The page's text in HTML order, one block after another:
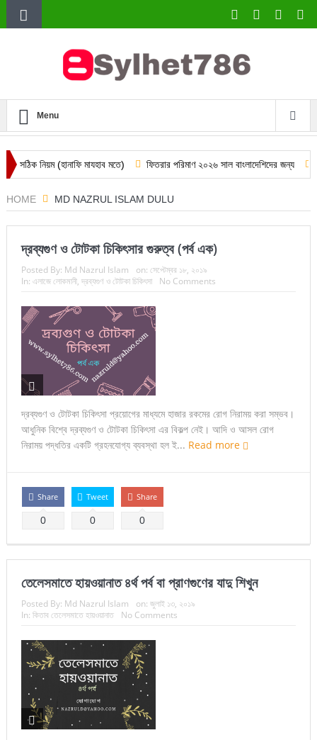
Menu
(হানাফি মাযহাব মতে) ফিতরার পরিমাণ ২০২৬ সাল বাংলাদেশিদের জন্য দারিদ্র্যের
HOME MD NAZRUL ISLAM DULU
দ্রব্যগুণ ও টোটকা চিকিৎসার গুরুত্ব (পর্ব এক)
Posted By: Md Nazrul Islam on: সেপ্টেম্বর ১৮, ২০১৯
In: এলাজে লোকমানী, দ্রব্যগুণ ও টোটকা চিকিৎসা No Comments
দ্রব্যগুণ ও টোটকা চিকিৎসা প্রয়োগের মাধ্যমে হাজার রকমের রোগ নিরাময় করা সম্ভব।
আধুনিক বিশ্বে দ্রব্যগুণ ও টোটকা চিকিৎসা এর বিকল্প নেই। আদি ও আসল রোগ
নিরাময় পদ্ধতির একটি গ্রহনযোগ্য ব্যবস্থা হল ই... Read more
Share
0
Tweet
0
Share
0
তেলেসমাতে হায়ওয়ানাত ৪র্থ পর্ব বা প্রাণগুণের যাদু শিখুন
Posted By: Md Nazrul Islam on: জুলাই ১৩, ২০১৯
In: কিতাব তেলেসমাতে হায়ওয়ানাত No Comments